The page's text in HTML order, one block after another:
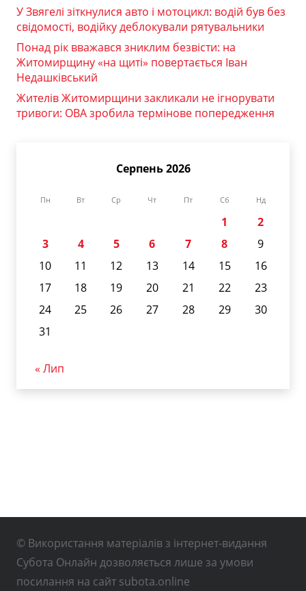
У Звягелі зіткнулися авто і мотоцикл: водій був без
свідомості, водійку деблокували рятувальники
Понад рік вважався зниклим безвісти: на
Житомирщину «на щиті» повертається Іван
Недашківський
Жителів Житомирщини закликали не ігнорувати
тривоги: ОВА зробила термінове попередження
Серпень 2026
Пн Вт Ср Чт Пт Сб Нд
1
2
3
4 5 6 7 8
9
10
11 12 13 14 15
16
17
18 19 20 21 22
23
24
25 26 27 28 29
30
31
« Лип
© Використання матеріалів з інтернет-видання
Субота Онлайн дозволяється лише за умови
посилання на сайт subota.online